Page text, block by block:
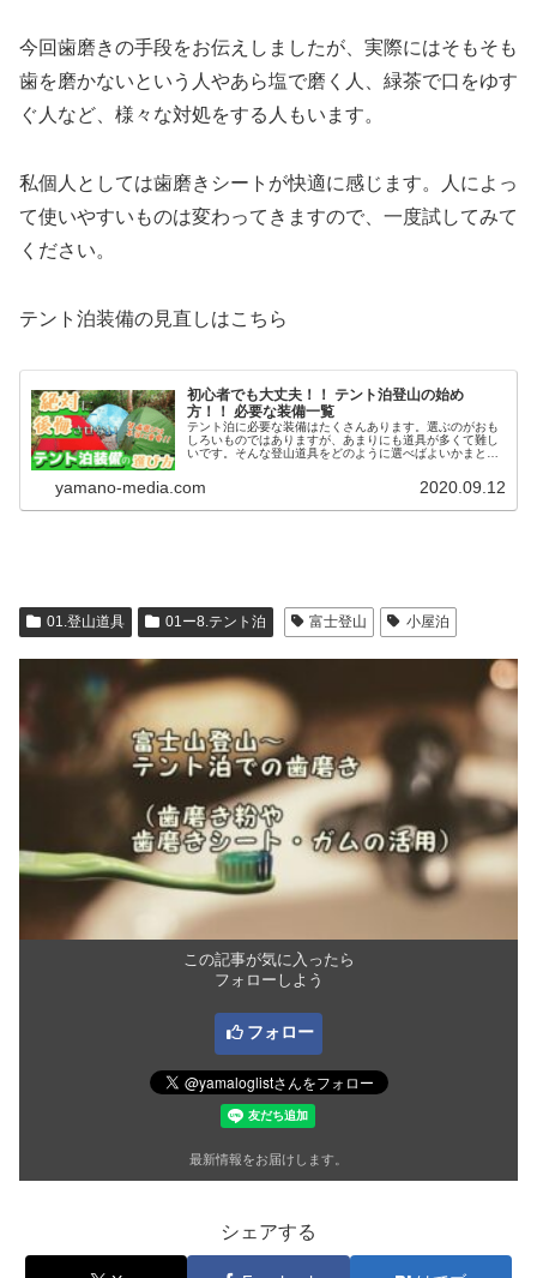
今回歯磨きの手段をお伝えしましたが、実際にはそもそも
歯を磨かないという人やあら塩で磨く人、緑茶で口をゆす
ぐ人など、様々な対処をする人もいます。
私個人としては歯磨きシートが快適に感じます。人によっ
て使いやすいものは変わってきますので、一度試してみて
ください。
テント泊装備の見直しはこちら
初心者でも大丈夫！！ テント泊登山の始め
方！！ 必要な装備一覧
テント泊に必要な装備はたくさんあります。選ぶのがおも
しろいものではありますが、あまりにも道具が多くて難し
いです。そんな登山道具をどのように選べばよいかまとめ
yamano-media.com 2020.09.12
01.登山道具 01ー8.テント泊 富士登山 小屋泊
この記事が気に入ったら
フォローしよう
フォロー
最新情報をお届けします。
シェアする